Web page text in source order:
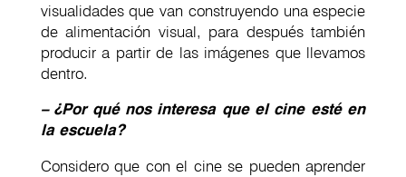
visualidades que van construyendo una especie
de alimentación visual, para después también
producir a partir de las imágenes que llevamos
dentro.
– ¿Por qué nos interesa que el cine esté en
la escuela?
Considero que con el cine se pueden aprender